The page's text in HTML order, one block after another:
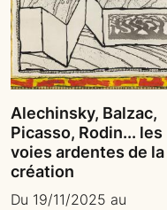
Alechinsky, Balzac,
Picasso, Rodin... les
voies ardentes de la
création
Du 19/11/2025 au